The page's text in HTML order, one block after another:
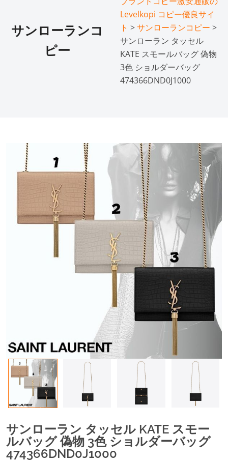
サンローランコ
ピー
Levelkopi コピー優良サイ
ト >サンローランコピー >
サンローラン タッセル
KATE スモールバッグ 偽物
3色 ショルダーバッグ
474366DND0J1000
サンローラン タッセル KATE スモー
ルバッグ 偽物 3色 ショルダーバッグ
474366DND0J1000